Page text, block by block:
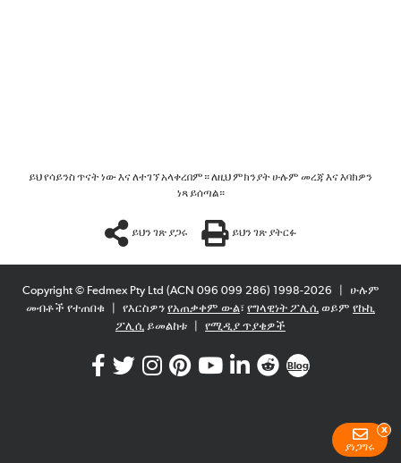
ይህ የሳይንስ ጥናት ነው እና ለተገኘ አላቀረበም። ለዚህ ምክንያት ሁሉም መረጃ እና እባክዎን
ነጻ ይሰጣል።
ይህን ገጽ ያጋሩ ይህን ገጽ ያትርፉ
Copyright © Fedmex Pty Ltd (ACN 096 099 286) 1998-2026
ሁሉም
መብቶች የተጠበቁ
የእርስዎን የአጠቃቀም ውል፣ የግላዊነት ፖሊሲ ወይም የኩኪ
ፖሊሲ ይመልከቱ የሚዲያ ጥያቄዎች
Blog
ያነጋግሩ
x